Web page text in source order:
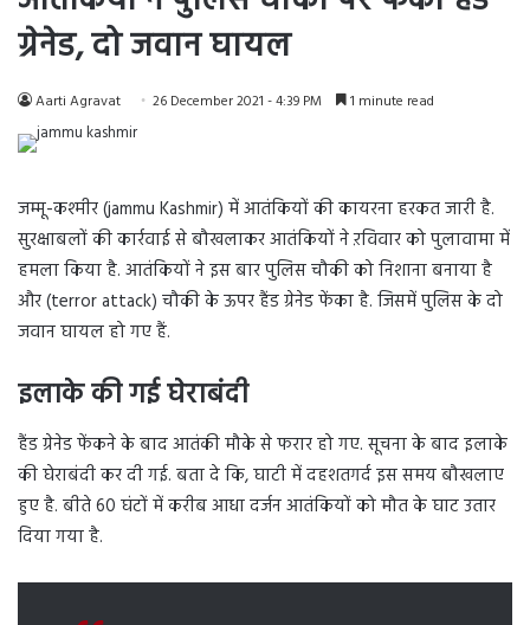
ग्रेनेड, दो जवान घायल
Aarti Agravat 26 December 2021 - 4:39 PM 1 minute read
जम्मू-कश्मीर (jammu Kashmir) में आतंकियों की कायरना हरकत जारी है.
सुरक्षाबलों की कार्रवाई से बौखलाकर आतंकियों ने ऱविवार को पुलावामा में
हमला किया है. आतंकियों ने इस बार पुलिस चौकी को निशाना बनाया है
और (terror attack) चौकी के ऊपर हैंड ग्रेनेड फेंका है. जिसमें पुलिस के दो
जवान घायल हो गए हैं.
इलाके की गई घेराबंदी
हैंड ग्रेनेड फेंकने के बाद आतंकी मौके से फरार हो गए. सूचना के बाद इलाके
की घेराबंदी कर दी गई. बता दे कि, घाटी में दहशतगर्द इस समय बौखलाए
हुए है. बीते 60 घंटों में करीब आधा दर्जन आतंकियों को मौत के घाट उतार
दिया गया है.